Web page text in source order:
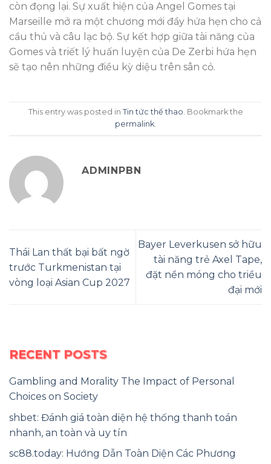
còn đọng lại. Sự xuất hiện của Angel Gomes tại
Marseille mở ra một chương mới đầy hứa hẹn cho cả
cầu thủ và câu lạc bộ. Sự kết hợp giữa tài năng của
Gomes và triết lý huấn luyện của De Zerbi hứa hẹn
sẽ tạo nên những điều kỳ diệu trên sân cỏ.
This entry was posted in Tin tức thể thao. Bookmark the
permalink.
ADMINPBN
Thái Lan thất bại bất ngờ
trước Turkmenistan tại
vòng loại Asian Cup 2027
Bayer Leverkusen sở hữu
tài năng trẻ Axel Tape,
đặt nền móng cho triều
đại mới
RECENT POSTS
Gambling and Morality The Impact of Personal
Choices on Society
shbet: Đánh giá toàn diện hệ thống thanh toán
nhanh, an toàn và uy tín
sc88.today: Hướng Dẫn Toàn Diện Các Phương